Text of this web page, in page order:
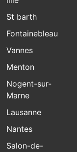
St barth
Fontainebleau
Vannes
Menton
Nogent-sur-
Marne
Lausanne
Nantes
Salon-de-